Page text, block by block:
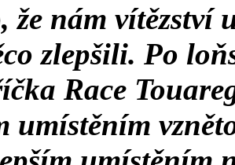
že nám vítězství
zlepšili. Po
Race
umístěním